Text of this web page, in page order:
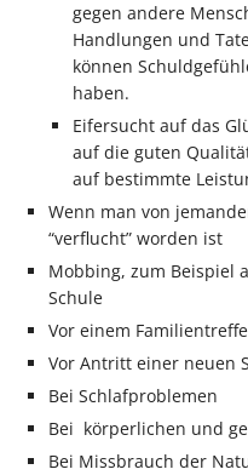
gegen andere
Handlungen und
können
haben.
Eifersucht auf das
auf die guten
auf bestimmte
Wenn man von
“verflucht” worden ist
Mobbing, zum Beispiel
Schule
Vor einem
Vor Antritt einer neuen
Bei Schlafproblemen
Bei körperlichen und
Bei Missbrauch der